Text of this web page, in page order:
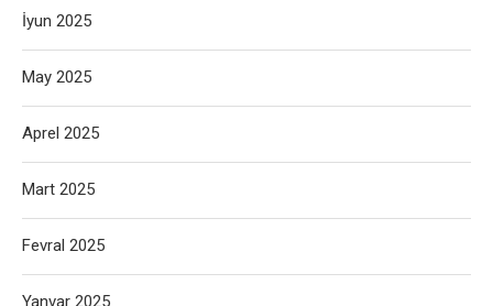
İyun 2025
May 2025
Aprel 2025
Mart 2025
Fevral 2025
Yanvar 2025